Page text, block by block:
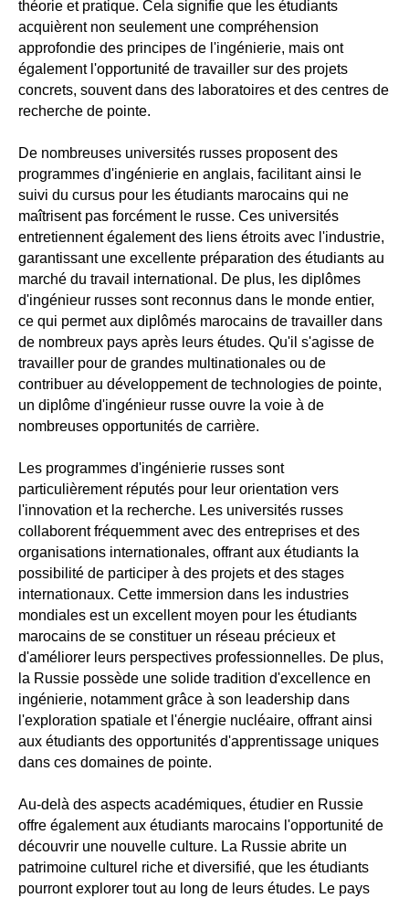
théorie et pratique. Cela signifie que les étudiants
acquièrent non seulement une compréhension
approfondie des principes de l'ingénierie, mais ont
également l'opportunité de travailler sur des projets
concrets, souvent dans des laboratoires et des centres de
recherche de pointe.
De nombreuses universités russes proposent des
programmes d'ingénierie en anglais, facilitant ainsi le
suivi du cursus pour les étudiants marocains qui ne
maîtrisent pas forcément le russe. Ces universités
entretiennent également des liens étroits avec l'industrie,
garantissant une excellente préparation des étudiants au
marché du travail international. De plus, les diplômes
d'ingénieur russes sont reconnus dans le monde entier,
ce qui permet aux diplômés marocains de travailler dans
de nombreux pays après leurs études. Qu'il s'agisse de
travailler pour de grandes multinationales ou de
contribuer au développement de technologies de pointe,
un diplôme d'ingénieur russe ouvre la voie à de
nombreuses opportunités de carrière.
Les programmes d'ingénierie russes sont
particulièrement réputés pour leur orientation vers
l'innovation et la recherche. Les universités russes
collaborent fréquemment avec des entreprises et des
organisations internationales, offrant aux étudiants la
possibilité de participer à des projets et des stages
internationaux. Cette immersion dans les industries
mondiales est un excellent moyen pour les étudiants
marocains de se constituer un réseau précieux et
d'améliorer leurs perspectives professionnelles. De plus,
la Russie possède une solide tradition d'excellence en
ingénierie, notamment grâce à son leadership dans
l'exploration spatiale et l'énergie nucléaire, offrant ainsi
aux étudiants des opportunités d'apprentissage uniques
dans ces domaines de pointe.
Au-delà des aspects académiques, étudier en Russie
offre également aux étudiants marocains l'opportunité de
découvrir une nouvelle culture. La Russie abrite un
patrimoine culturel riche et diversifié, que les étudiants
pourront explorer tout au long de leurs études. Le pays